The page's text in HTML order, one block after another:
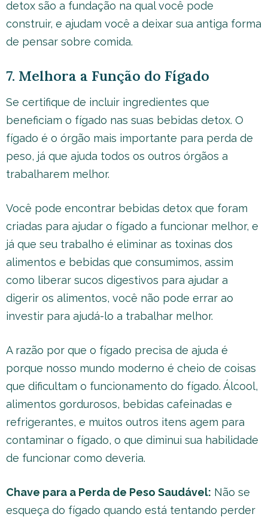
detox são a fundação na qual você pode
construir, e ajudam você a deixar sua antiga forma
de pensar sobre comida.
7. Melhora a Função do Fígado
Se certifique de incluir ingredientes que
beneficiam o fígado nas suas bebidas detox. O
fígado é o órgão mais importante para perda de
peso, já que ajuda todos os outros órgãos a
trabalharem melhor.
Você pode encontrar bebidas detox que foram
criadas para ajudar o fígado a funcionar melhor, e
já que seu trabalho é eliminar as toxinas dos
alimentos e bebidas que consumimos, assim
como liberar sucos digestivos para ajudar a
digerir os alimentos, você não pode errar ao
investir para ajudá-lo a trabalhar melhor.
A razão por que o fígado precisa de ajuda é
porque nosso mundo moderno é cheio de coisas
que dificultam o funcionamento do fígado. Álcool,
alimentos gordurosos, bebidas cafeinadas e
refrigerantes, e muitos outros itens agem para
contaminar o fígado, o que diminui sua habilidade
de funcionar como deveria.
Chave para a Perda de Peso Saudável: Não se
esqueça do fígado quando está tentando perder